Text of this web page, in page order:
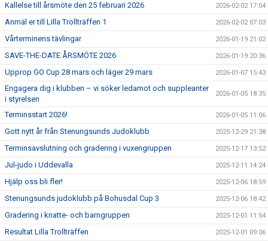
Kallelse till årsmöte den 25 februari 2026 2026-02-02 17:04
Anmäl er till Lilla Trollträffen 1 2026-02-02 07:03
Vårterminens tävlingar 2026-01-19 21:02
SAVE-THE-DATE ÅRSMÖTE 2026 2026-01-19 20:36
Upprop GO Cup 28 mars och läger 29 mars 2026-01-07 15:43
Engagera dig i klubben – vi söker ledamot och suppleanter
i styrelsen
2026-01-05 18:35
Terminsstart 2026! 2026-01-05 11:06
Gott nytt år från Stenungsunds Judoklubb 2025-12-29 21:38
Terminsavslutning och gradering i vuxengruppen 2025-12-17 13:52
Jul-judo i Uddevalla 2025-12-11 14:24
Hjälp oss bli fler! 2025-12-06 18:59
Stenungsunds judoklubb på Bohusdal Cup 3 2025-12-06 18:42
Gradering i knatte- och barngruppen 2025-12-01 11:54
Resultat Lilla Trollträffen 2025-12-01 09:06